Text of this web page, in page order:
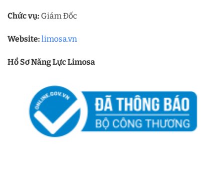
Chức vụ: Giám Đốc
Website: limosa.vn
Hồ Sơ Năng Lực Limosa